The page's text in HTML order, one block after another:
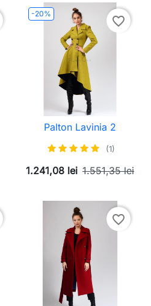
-20%
favorite_border
Palton Lavinia 2
(1)
1.241,08 lei 1.551,35 lei
favorite_border